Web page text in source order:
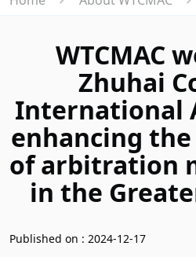
WTCMAC
Zhuhai
International
enhancing
of arbitration
in the
Published on : 2024-12-17